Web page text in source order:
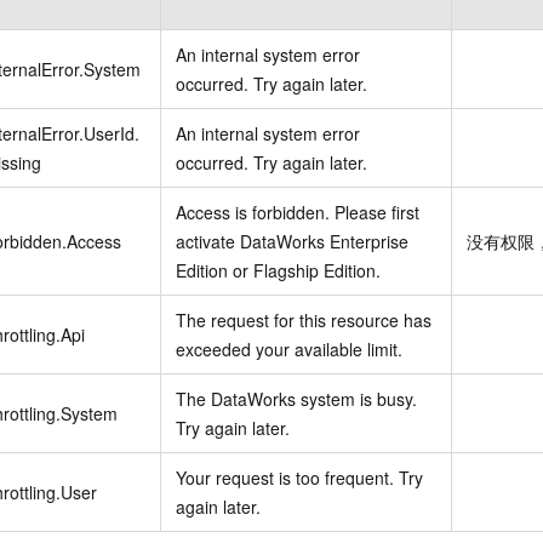
An internal system error
occurred. Try again later.
An internal system error
occurred. Try again later.
Access is forbidden. Please first
activate DataWorks Enterprise
Edition or Flagship Edition.
没有权限
The request for this resource has
exceeded your available limit.
The DataWorks system is busy.
Try again later.
Your request is too frequent. Try
again later.